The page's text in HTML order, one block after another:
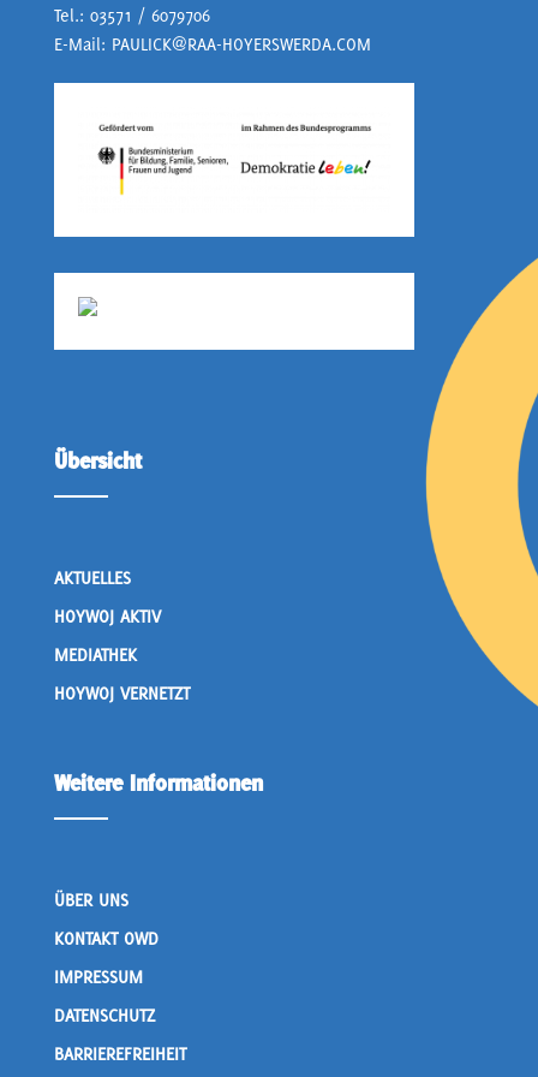
Tel.: 03571 / 6079706
E-Mail: PAULICK@RAA-HOYERSWERDA.COM
Übersicht
AKTUELLES
HOYWOJ AKTIV
MEDIATHEK
HOYWOJ VERNETZT
Weitere Informationen
ÜBER UNS
KONTAKT OWD
IMPRESSUM
DATENSCHUTZ
BARRIEREFREIHEIT